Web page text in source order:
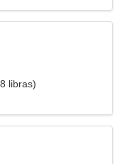
libras)